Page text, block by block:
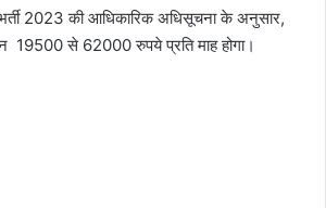
2023 की आधिकारिक अधिसूचना के अनुसार,
19500 से 62000 रुपये प्रति माह होगा।